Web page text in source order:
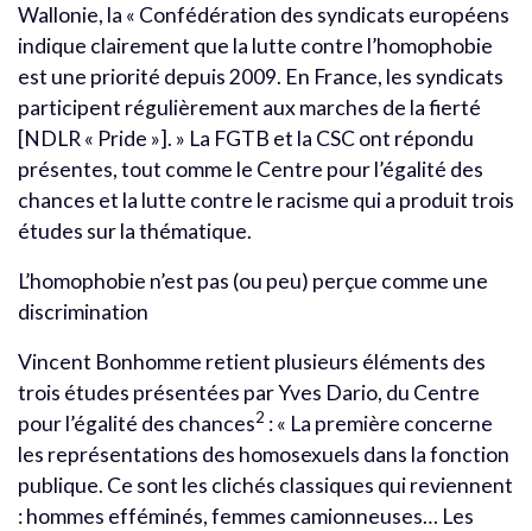
Wallonie, la « Confédération des syndicats européens
indique clairement que la lutte contre l’homophobie
est une priorité depuis 2009. En France, les syndicats
participent régulièrement aux marches de la fierté
[NDLR « Pride »]. » La FGTB et la CSC ont répondu
présentes, tout comme le Centre pour l’égalité des
chances et la lutte contre le racisme qui a produit trois
études sur la thématique.
L’homophobie n’est pas (ou peu) perçue comme une
discrimination
Vincent Bonhomme retient plusieurs éléments des
trois études présentées par Yves Dario, du Centre
pour l’égalité des chances2 : « La première concerne
les représentations des homosexuels dans la fonction
publique. Ce sont les clichés classiques qui reviennent
: hommes efféminés, femmes camionneuses… Les